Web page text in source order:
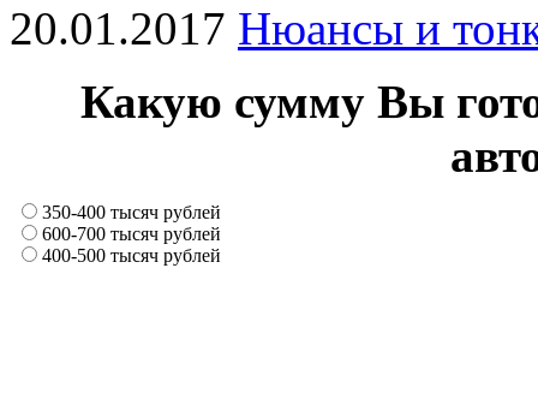
20.01.2017 Нюансы и
Какую сумму Вы
350-400 тысяч рублей
600-700 тысяч рублей
400-500 тысяч рублей